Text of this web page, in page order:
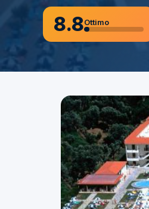
8.8Ottimo